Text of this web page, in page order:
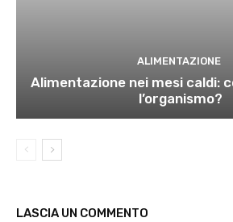
ALIMENTAZIONE
Alimentazione nei mesi caldi:
l’organismo?
LASCIA UN COMMENTO